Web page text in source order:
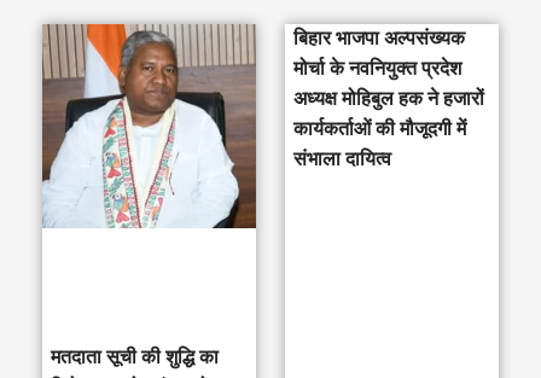
मतदाता सूची की शुद्धि का
बिहार भाजपा अल्पसंख्यक
मोर्चा के नवनियुक्त प्रदेश
अध्यक्ष मोहिबुल हक ने हजारों
कार्यकर्ताओं की मौजूदगी में
संभाला दायित्व